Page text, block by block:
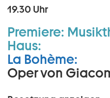
19.30 Uhr
Premiere:
Haus:
La Bohème:
Oper von